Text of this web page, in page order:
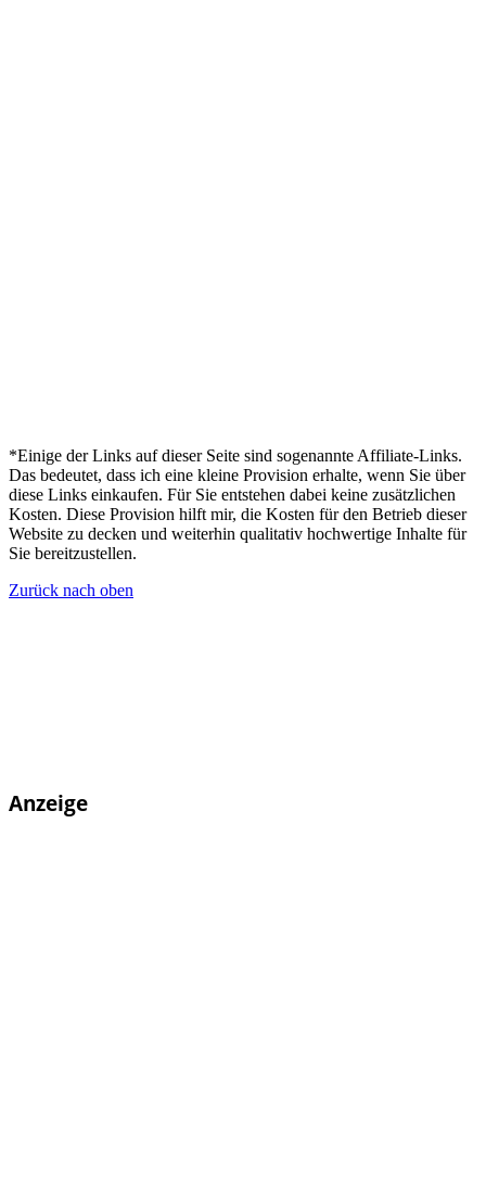
*Einige der Links auf dieser Seite sind sogenannte Affiliate-Links.
Das bedeutet, dass ich eine kleine Provision erhalte, wenn Sie über
diese Links einkaufen. Für Sie entstehen dabei keine zusätzlichen
Kosten. Diese Provision hilft mir, die Kosten für den Betrieb dieser
Website zu decken und weiterhin qualitativ hochwertige Inhalte für
Sie bereitzustellen.
Zurück nach oben
Anzeige